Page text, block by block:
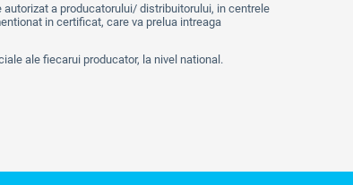
a producatorului/ distribuitorului, in centrele
in certificat, care va prelua intreaga
ale fiecarui producator, la nivel national.